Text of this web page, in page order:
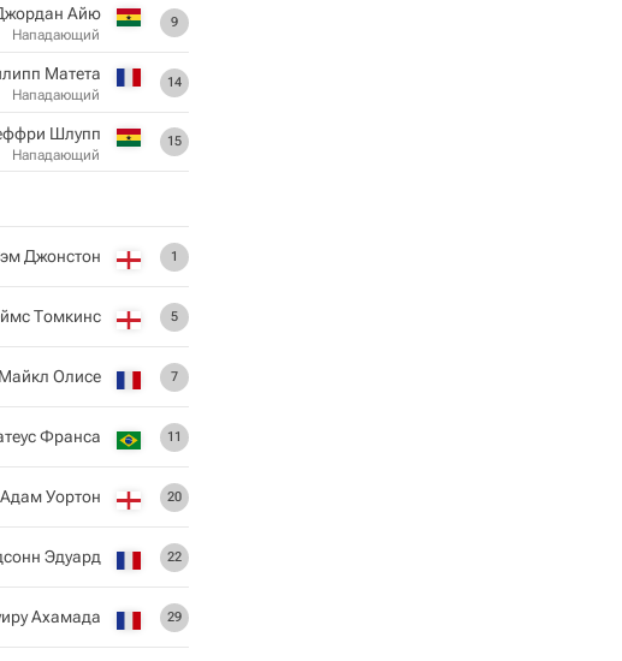
9
Айю
Нападающий
14
Матета
Нападающий
15
Шлупп
Нападающий
1
Джонстон
5
Томкинс
7
Майкл Олисе
11
Франса
20
Адам Уортон
22
Эдуард
29
Ахамада